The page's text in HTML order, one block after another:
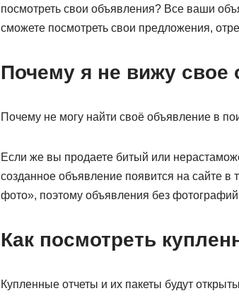
посмотреть свои объявления? Все ваши
сможете посмотреть свои предложения,
Почему я не вижу свое
Почему не могу найти своё объявление в
Если же вы продаете битый или
созданное объявление появится на сайте
фото», поэтому объявления без фотографий
Как посмотреть
Купленные отчеты и их пакеты будут